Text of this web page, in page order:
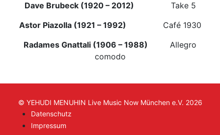
Dave Brubeck (1920 – 2012) Take 5
Astor Piazolla (1921 – 1992) Café 1930
Radames Gnattali (1906 – 1988) Allegro
comodo
© YEHUDI MENUHIN Live Music Now München e.V. 2026
Datenschutz
Impressum